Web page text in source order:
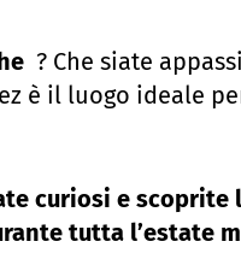
? Che siate
è il luogo ideale
curiosi e scoprite
tutta l’estate